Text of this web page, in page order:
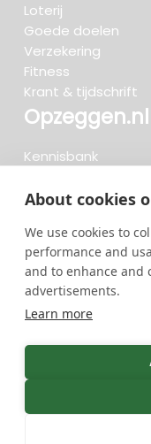
About cookies
We use cookies to
performance and
and to enhance and
advertisements.
Learn more
Loterij
Goede doelen
Verzekering
Fitness
Krant & tijdschrift
Opzeggen.nl
Kennisbank
Beoordelingen
Meteen
736
opzeggingen
GreenOnline BV